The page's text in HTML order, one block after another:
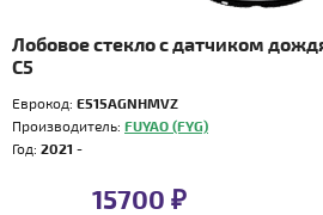
Лобовое стекло с датчиком
C5
Еврокод: E515AGNHMVZ
Производитель: FUYAO (FYG)
Год: 2021 -
15700 ₽